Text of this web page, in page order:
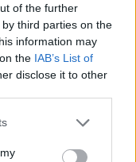
of the further
third parties on the
information may
the IAB’s List of
disclose it to other
or more Google
You may click to